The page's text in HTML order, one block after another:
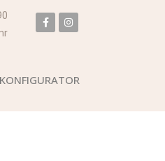
KONFIGURATOR